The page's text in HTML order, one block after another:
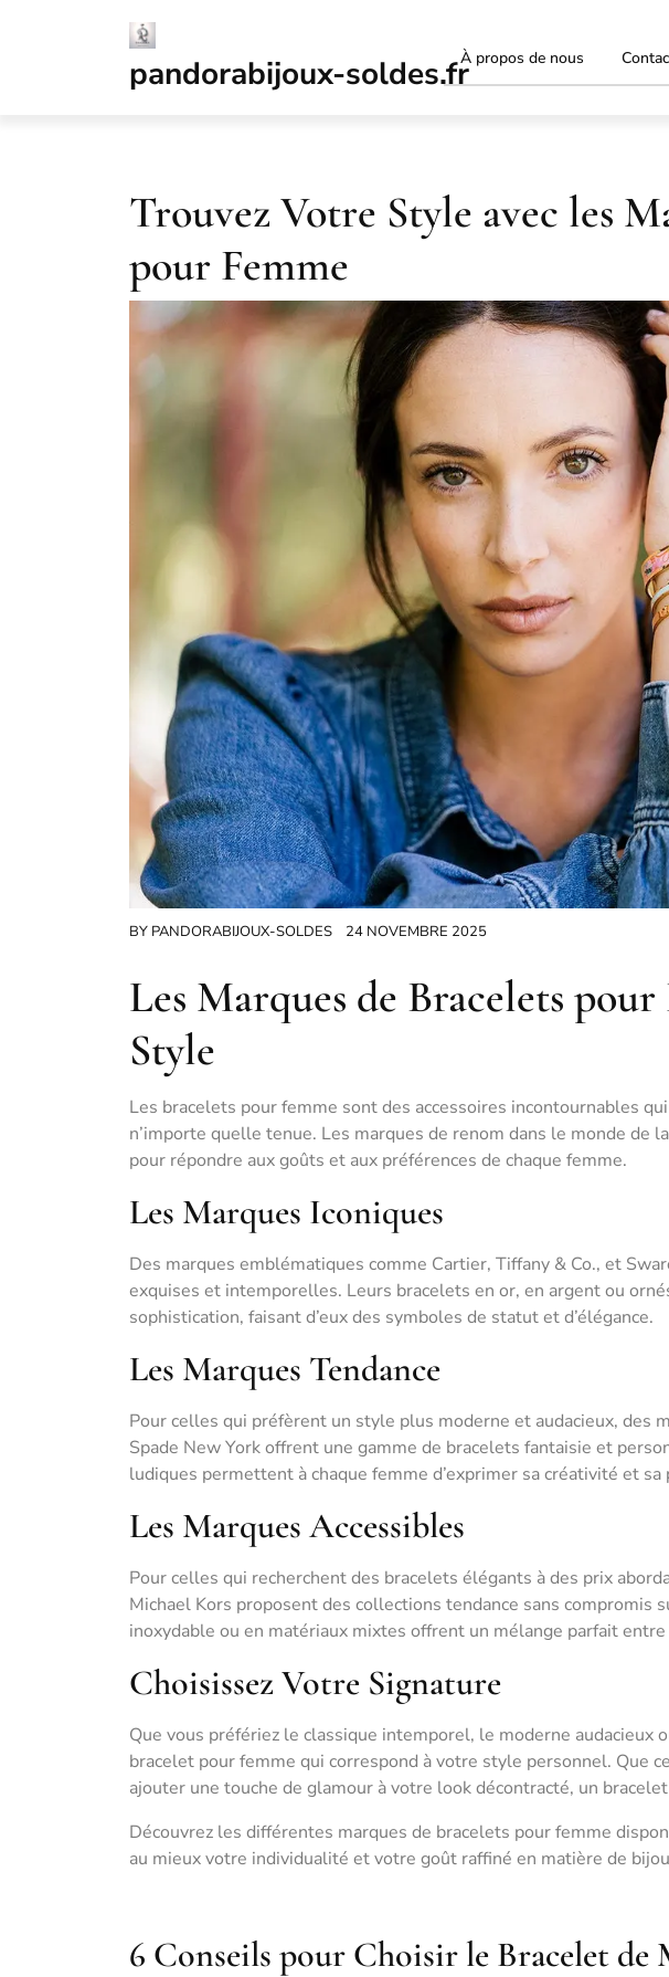
pandorabijoux-soldes.frÀ propos de nous
Trouvez Votre Style avec les
pour Femme
BY PANDORABIJOUX-SOLDES 24 NOVEMBRE 2025
Les Marques de Bracelets
Style
Les bracelets pour femme sont des accessoires incontournables
n’importe quelle tenue. Les marques de renom dans le monde de
pour répondre aux goûts et aux préférences de chaque femme.
Les Marques Iconiques
Des marques emblématiques comme Cartier, Tiffany & Co., et
exquises et intemporelles. Leurs bracelets en or, en argent ou
sophistication, faisant d’eux des symboles de statut et d’élégance.
Les Marques Tendance
Pour celles qui préfèrent un style plus moderne et audacieux, des
Spade New York offrent une gamme de bracelets fantaisie et
ludiques permettent à chaque femme d’exprimer sa créativité et
Les Marques Accessibles
Pour celles qui recherchent des bracelets élégants à des prix
Michael Kors proposent des collections tendance sans compromis
inoxydable ou en matériaux mixtes offrent un mélange parfait
Choisissez Votre Signature
Que vous préfériez le classique intemporel, le moderne audacieux
bracelet pour femme qui correspond à votre style personnel. Que
ajouter une touche de glamour à votre look décontracté, un
Découvrez les différentes marques de bracelets pour femme
au mieux votre individualité et votre goût raffiné en matière de
6 Conseils pour Choisir le Bracelet de